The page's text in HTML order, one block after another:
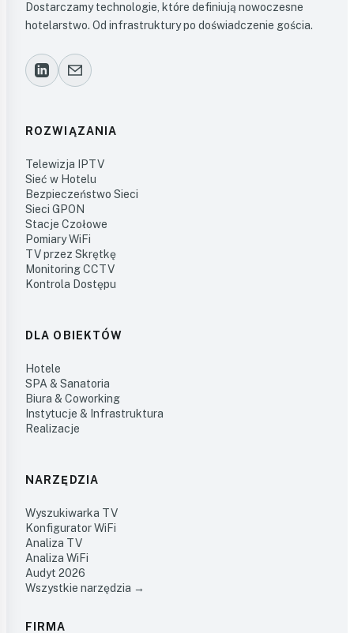
Dostarczamy technologie, które definiują nowoczesne
hotelarstwo. Od infrastruktury po doświadczenie gościa.
ROZWIĄZANIA
Telewizja IPTV
Sieć w Hotelu
Bezpieczeństwo Sieci
Sieci GPON
Stacje Czołowe
Pomiary WiFi
TV przez Skrętkę
Monitoring CCTV
Kontrola Dostępu
DLA OBIEKTÓW
Hotele
SPA & Sanatoria
Biura & Coworking
Instytucje & Infrastruktura
Realizacje
NARZĘDZIA
Wyszukiwarka TV
Konfigurator WiFi
Analiza TV
Analiza WiFi
Audyt 2026
Wszystkie narzędzia →
FIRMA